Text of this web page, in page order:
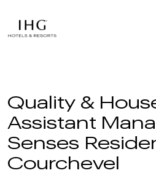
Quality &
Assistant
Senses
Courchevel